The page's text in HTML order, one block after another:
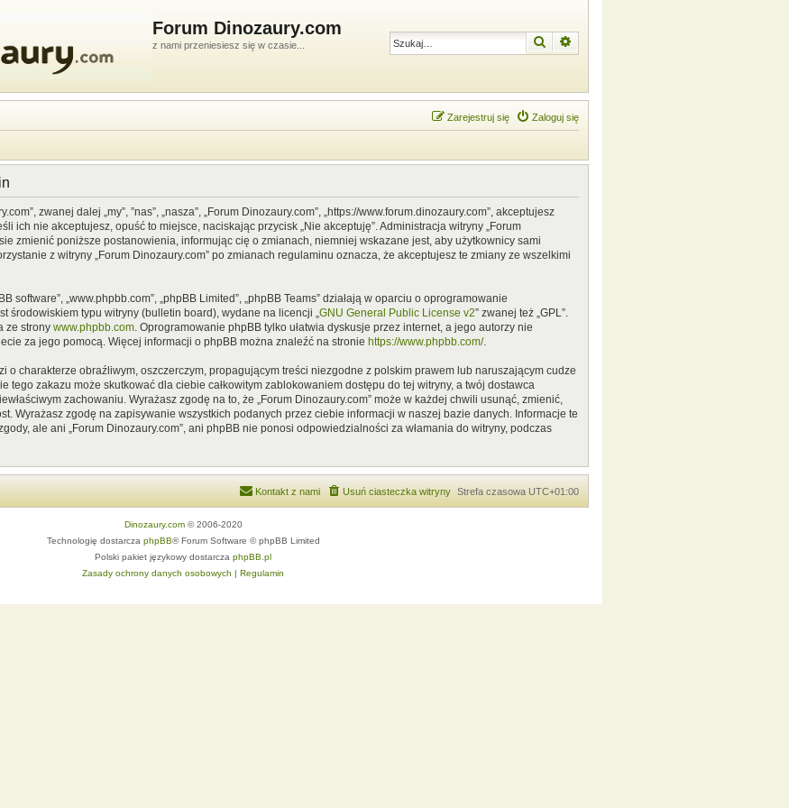
Forum Dinozaury.com
z nami przeniesiesz się w czasie... Szukaj
Zaloguj się
Zarejestruj się
zwanej dalej „my”, ”nas”, „nasza”, „Forum Dinozaury.com”, „https://www.forum.dinozaury.com”, akceptujesz
ich nie akceptujesz, opuść to miejsce, naciskając przycisk „Nie akceptuję”. Administracja witryny „Forum
zmienić poniższe postanowienia, informując cię o zmianach, niemniej wskazane jest, aby użytkownicy sami
z witryny „Forum Dinozaury.com” po zmianach regulaminu oznacza, że akceptujesz te zmiany ze wszelkimi
software”, „www.phpbb.com”, „phpBB Limited”, „phpBB Teams” działają w oparciu o oprogramowanie
środowiskiem typu witryny (bulletin board), wydane na licencji „GNU General Public License v2” zwanej też „GPL”.
ze strony www.phpbb.com. Oprogramowanie phpBB tylko ułatwia dyskusje przez internet, a jego autorzy nie
za jego pomocą. Więcej informacji o phpBB można znaleźć na stronie https://www.phpbb.com/.
o charakterze obraźliwym, oszczerczym, propagującym treści niezgodne z polskim prawem lub naruszającym cudze
tego zakazu może skutkować dla ciebie całkowitym zablokowaniem dostępu do tej witryny, a twój dostawca
zachowaniu. Wyrażasz zgodę na to, że „Forum Dinozaury.com” może w każdej chwili usunąć, zmienić,
Wyrażasz zgodę na zapisywanie wszystkich podanych przez ciebie informacji w naszej bazie danych. Informacje te
ale ani „Forum Dinozaury.com”, ani phpBB nie ponosi odpowiedzialności za włamania do witryny, podczas
Strefa czasowa UTC+01:00
Usuń ciasteczka witryny
Kontakt z nami
Dinozaury.com© 2006-2020
Technologię dostarcza phpBB® Forum Software © phpBB Limited
Polski pakiet językowy dostarcza phpBB.pl
Zasady ochrony danych osobowych | Regulamin